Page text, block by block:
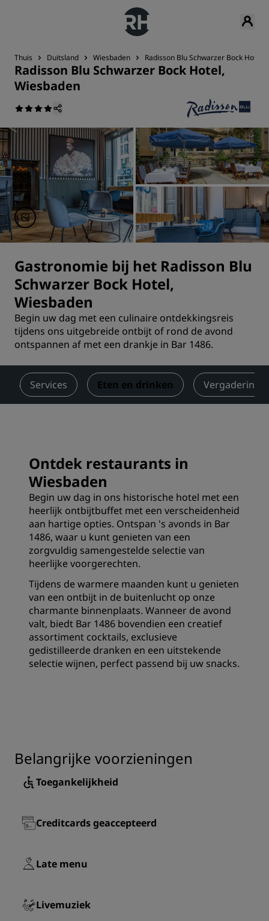
Thuis Duitsland Wiesbaden Radisson Blu Schwarzer Bock Hotel,
Radisson Blu Schwarzer Bock Hotel,
Wiesbaden
Gastronomie bij het Radisson Blu
Schwarzer Bock Hotel,
Wiesbaden
Begin uw dag met een culinaire ontdekkingsreis
tijdens ons uitgebreide ontbijt of rond de avond
ontspannen af met een drankje in Bar 1486.
Services Eten en drinken
Ontdek restaurants in
Wiesbaden
Begin uw dag in ons historische hotel met een
heerlijk ontbijtbuffet met een verscheidenheid
aan hartige opties. Ontspan 's avonds in Bar
1486, waar u kunt genieten van een
zorgvuldig samengestelde selectie van
heerlijke voorgerechten.
Tijdens de warmere maanden kunt u genieten
van een ontbijt in de buitenlucht op onze
charmante binnenplaats. Wanneer de avond
valt, biedt Bar 1486 bovendien een creatief
assortiment cocktails, exclusieve
gedistilleerde dranken en een uitstekende
selectie wijnen, perfect passend bij uw snacks.
Belangrijke voorzieningen
Toegankelijkheid
Creditcards geaccepteerd
Late menu
Livemuziek